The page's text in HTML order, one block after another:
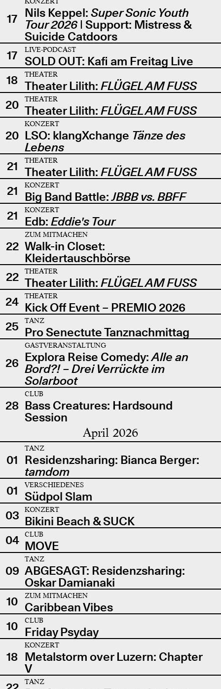
17 Nils Keppel: Super Sonic Youth
Tour 2026| Support: Mistress &
Suicide Catdoors
17
LIVE-PODCAST
SOLD OUT: Kafi am Freitag Live
18
THEATER
Theater Lilith: FLÜGEL AM FUSS
20
THEATER
Theater Lilith: FLÜGEL AM FUSS
20
KONZERT
LSO: klangXchange Tänze des
Lebens
21
THEATER
Theater Lilith: FLÜGEL AM FUSS
21
KONZERT
Big Band Battle:JBBB vs. BBFF
21
KONZERT
Edb: Eddie's Tour
22
ZUM MITMACHEN
Walk-in Closet:
Kleidertauschbörse
22
THEATER
Theater Lilith: FLÜGEL AM FUSS
24
THEATER
Kick Off Event – PREMIO 2026
25
TANZ
Pro Senectute Tanznachmittag
26
GASTVERANSTALTUNG
Explora Reise Comedy:Alle an
Bord?! – Drei Verrückte im
Solarboot
28
CLUB
Bass Creatures: Hardsound
Session
April 2026
01
TANZ
Residenzsharing: Bianca Berger:
tamdom
01
VERSCHIEDENES
Südpol Slam
03
KONZERT
Bikini Beach & SUCK
04
CLUB
MOVE
09
TANZ
ABGESAGT: Residenzsharing:
Oskar Damianaki
10
ZUM MITMACHEN
Caribbean Vibes
10
CLUB
Friday Psyday
18
KONZERT
Metalstorm over Luzern: Chapter
V
TANZ